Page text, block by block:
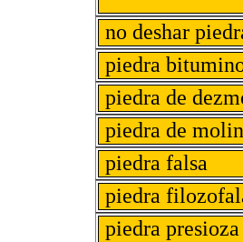
no deshar
piedra
piedra de
piedra de
piedra falsa
piedra
piedra presioza